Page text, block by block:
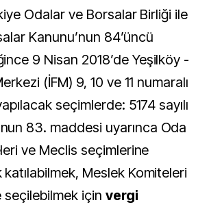
Odalar ve Borsalar Birliği ile
Kanunu’nun 84’üncü
9 Nisan 2018’de Yeşilköy -
(İFM) 9, 10 ve 11 numaralı
seçimlerde: 5174 sayılı
83. maddesi uyarınca Oda
ve Meclis seçimlerine
Meslek Komiteleri
seçilebilmek için vergi